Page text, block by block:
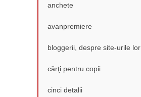
anchete
avanpremiere
bloggerii, despre site-urile lor
cărţi pentru copii
cinci detalii